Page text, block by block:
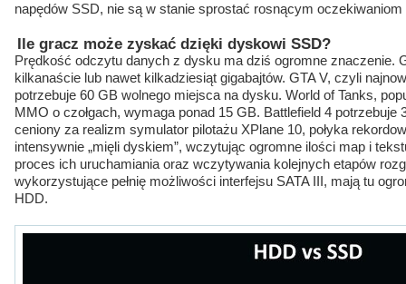
napędów SSD, nie są w stanie sprostać rosnącym oczekiwaniom
Ile gracz może zyskać dzięki dyskowi SSD?
Prędkość odczytu danych z dysku ma dziś ogromne znaczenie.
kilkanaście lub nawet kilkadziesiąt gigabajtów. GTA V, czyli
potrzebuje 60 GB wolnego miejsca na dysku. World of Tanks,
MMO o czołgach, wymaga ponad 15 GB. Battlefield 4
ceniony za realizm symulator pilotażu XPlane 10, połyka
intensywnie „mięli dyskiem”, wczytując ogromne ilości map i
proces ich uruchamiania oraz wczytywania kolejnych etapów
wykorzystujące pełnię możliwości interfejsu SATA III, mają tu
HDD.